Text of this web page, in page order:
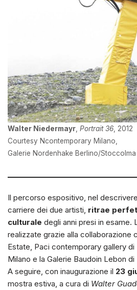
Walter Niedermayr Portrait 36 , 2012
Courtesy Ncontemporary Milano,
Galerie Nordenhake Berlino/Stoccolma
Il percorso espositivo, nel
carriere dei due artisti, ritrae
culturale degli anni presi in esame.
realizzate grazie alla collaborazione
Estate, Paci contemporary gallery
Milano e la Galerie Baudoin Lebon di
A seguire, con inaugurazione il 23
mostra estiva, a cura di Walter